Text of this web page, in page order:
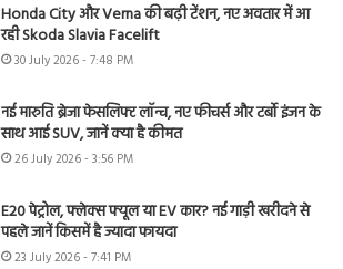
Honda City और Verna की बढ़ी टेंशन, नए अवतार में आ
रही Skoda Slavia Facelift
30 July 2026 - 7:48 PM
नई मारुति ब्रेजा फेसलिफ्ट लॉन्च, नए फीचर्स और टर्बो इंजन के
साथ आई SUV, जानें क्या है कीमत
26 July 2026 - 3:56 PM
E20 पेट्रोल, फ्लेक्स फ्यूल या EV कार? नई गाड़ी खरीदने से
पहले जानें किसमें है ज्यादा फायदा
23 July 2026 - 7:41 PM